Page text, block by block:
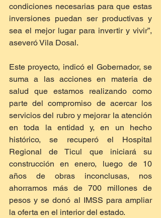
condiciones necesarias para que estas
inversiones puedan ser productivas y
sea el mejor lugar para invertir y vivir”,
aseveró Vila Dosal.
Este proyecto, indicó el Gobernador, se
suma a las acciones en materia de
salud que estamos realizando como
parte del compromiso de acercar los
servicios del rubro y mejorar la atención
en toda la entidad y, en un hecho
histórico, se recuperó el Hospital
Regional de Ticul que iniciará su
construcción en enero, luego de 10
años de obras inconclusas, nos
ahorramos más de 700 millones de
pesos y se donó al IMSS para ampliar
la oferta en el interior del estado.